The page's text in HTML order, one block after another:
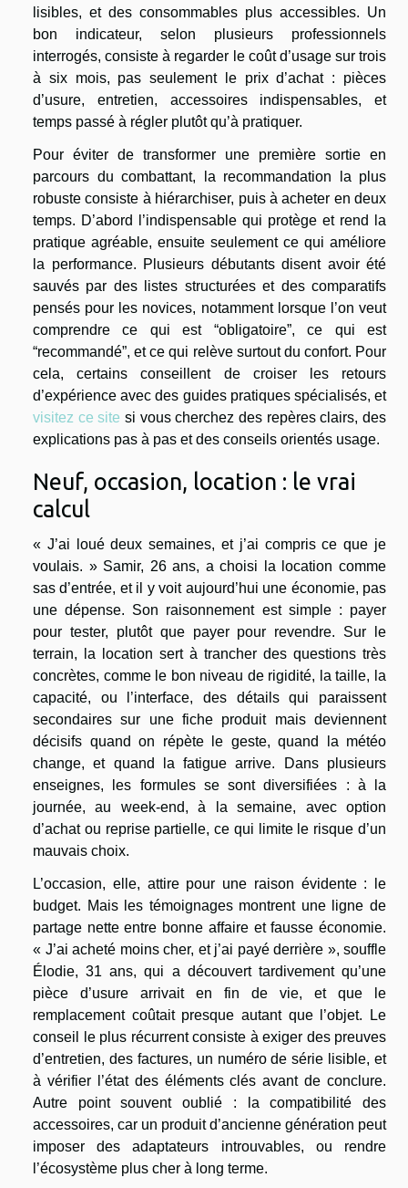
lisibles, et des consommables plus accessibles. Un
bon indicateur, selon plusieurs professionnels
interrogés, consiste à regarder le coût d’usage sur trois
à six mois, pas seulement le prix d’achat : pièces
d’usure, entretien, accessoires indispensables, et
temps passé à régler plutôt qu’à pratiquer.
Pour éviter de transformer une première sortie en
parcours du combattant, la recommandation la plus
robuste consiste à hiérarchiser, puis à acheter en deux
temps. D’abord l’indispensable qui protège et rend la
pratique agréable, ensuite seulement ce qui améliore
la performance. Plusieurs débutants disent avoir été
sauvés par des listes structurées et des comparatifs
pensés pour les novices, notamment lorsque l’on veut
comprendre ce qui est “obligatoire”, ce qui est
“recommandé”, et ce qui relève surtout du confort. Pour
cela, certains conseillent de croiser les retours
d’expérience avec des guides pratiques spécialisés, et
visitez ce site si vous cherchez des repères clairs, des
explications pas à pas et des conseils orientés usage.
Neuf, occasion, location : le vrai
calcul
« J’ai loué deux semaines, et j’ai compris ce que je
voulais. » Samir, 26 ans, a choisi la location comme
sas d’entrée, et il y voit aujourd’hui une économie, pas
une dépense. Son raisonnement est simple : payer
pour tester, plutôt que payer pour revendre. Sur le
terrain, la location sert à trancher des questions très
concrètes, comme le bon niveau de rigidité, la taille, la
capacité, ou l’interface, des détails qui paraissent
secondaires sur une fiche produit mais deviennent
décisifs quand on répète le geste, quand la météo
change, et quand la fatigue arrive. Dans plusieurs
enseignes, les formules se sont diversifiées : à la
journée, au week-end, à la semaine, avec option
d’achat ou reprise partielle, ce qui limite le risque d’un
mauvais choix.
L’occasion, elle, attire pour une raison évidente : le
budget. Mais les témoignages montrent une ligne de
partage nette entre bonne affaire et fausse économie.
« J’ai acheté moins cher, et j’ai payé derrière », souffle
Élodie, 31 ans, qui a découvert tardivement qu’une
pièce d’usure arrivait en fin de vie, et que le
remplacement coûtait presque autant que l’objet. Le
conseil le plus récurrent consiste à exiger des preuves
d’entretien, des factures, un numéro de série lisible, et
à vérifier l’état des éléments clés avant de conclure.
Autre point souvent oublié : la compatibilité des
accessoires, car un produit d’ancienne génération peut
imposer des adaptateurs introuvables, ou rendre
l’écosystème plus cher à long terme.